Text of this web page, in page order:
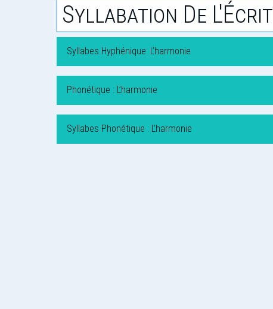
Syllabation De L'Écrit
Syllabes Hyphénique: L’harmonie
Phonétique : L’harmonie
Syllabes Phonétique : L’harmonie